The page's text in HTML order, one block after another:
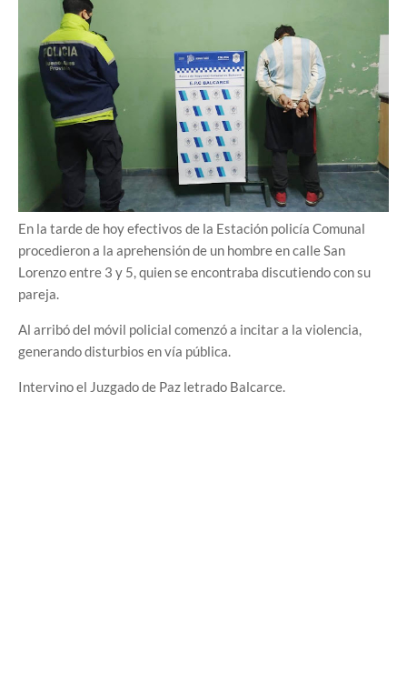
En la tarde de hoy efectivos de la Estación policía Comunal
procedieron a la aprehensión de un hombre en calle San
Lorenzo entre 3 y 5, quien se encontraba discutiendo con su
pareja.
Al arribó del móvil policial comenzó a incitar a la violencia,
generando disturbios en vía pública.
Intervino el Juzgado de Paz letrado Balcarce.